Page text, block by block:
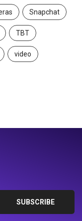
Snapchat
TBT
video